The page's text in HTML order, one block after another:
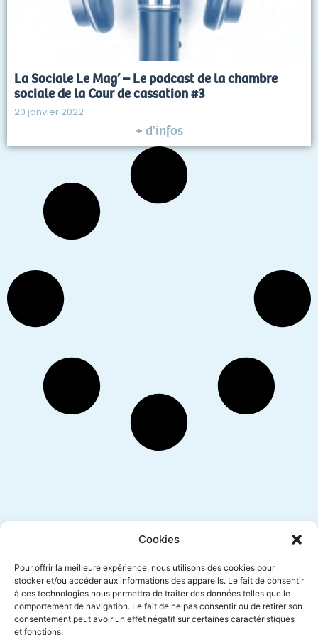
Cookies
Pour offrir la meilleure expérience, nous utilisons des cookies pour
stocker et/ou accéder aux informations des appareils. Le fait de consentir
à ces technologies nous permettra de traiter des données telles que le
comportement de navigation. Le fait de ne pas consentir ou de retirer son
consentement peut avoir un effet négatif sur certaines caractéristiques
et fonctions.
La Sociale Le Mag’ – Le podcast de la chambre
sociale de la Cour de cassation #3
20 janvier 2022
+ d'infos
Inscription newsletter
Envoyer